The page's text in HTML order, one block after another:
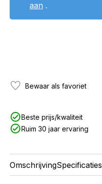
aan .
Bewaar als favoriet
Beste prijs/kwaliteit
Ruim 30 jaar ervaring
OmschrijvingSpecificaties